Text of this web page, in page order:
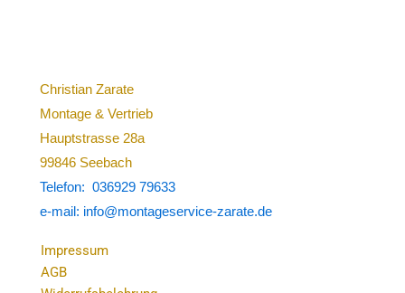
Christian Zarate
Montage & Vertrieb
Hauptstrasse 28a
99846 Seebach
Telefon: 036929 79633
e-mail: info@montageservice-zarate.de
Impressum
AGB